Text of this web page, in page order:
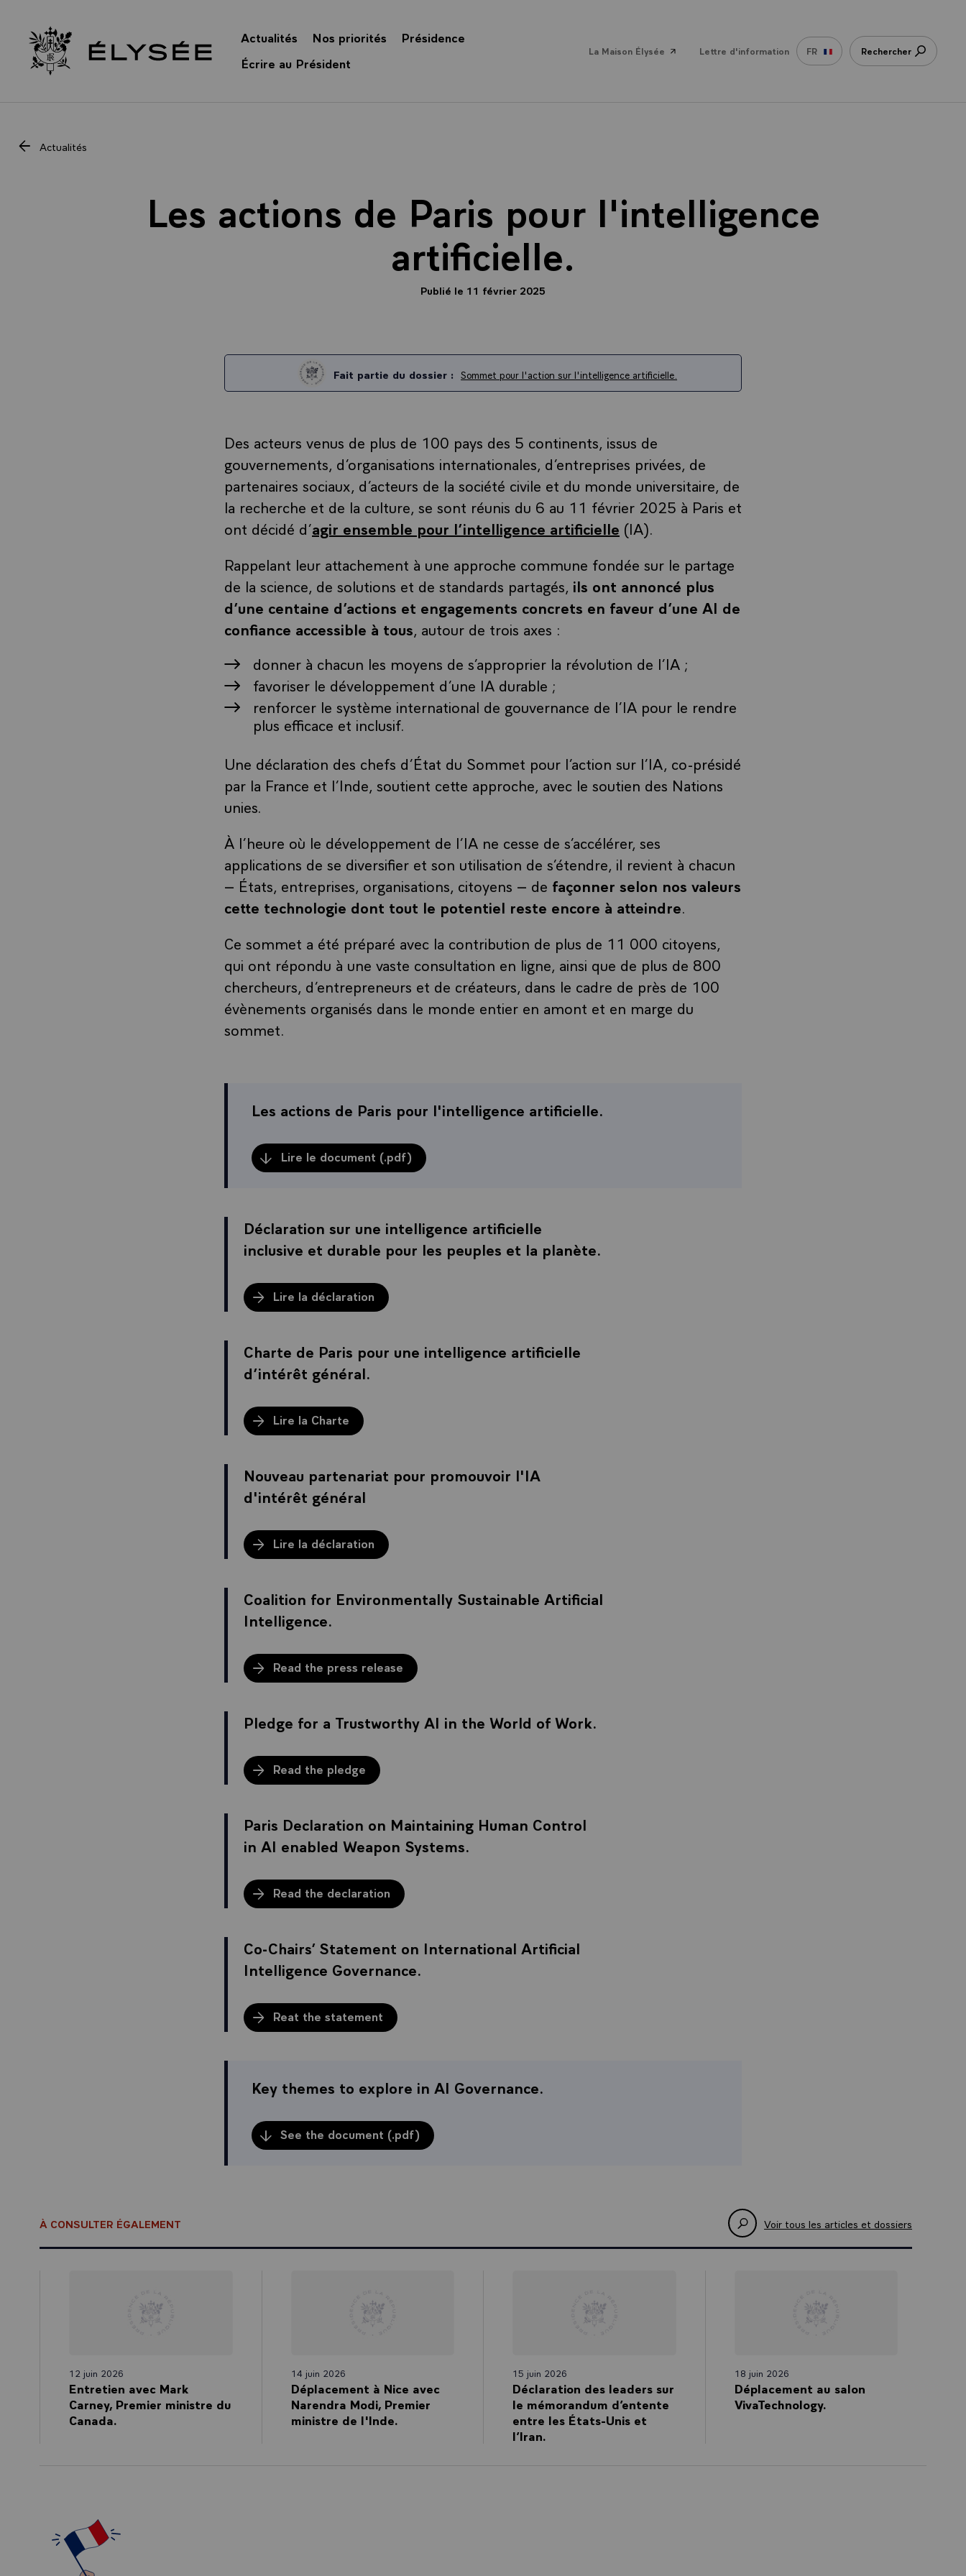
Retour à l’accueil Élysée
Actualités Nos priorités
Présidence
Écrire au Président
La Maison Élysée Lettre d'information FR Rechercher
Actualités
Les actions de Paris pour l'intelligence
artificielle.
Publié le 11 février 2025
Fait partie du dossier : Sommet pour l'action sur l'intelligence artificielle.
Des acteurs venus de plus de 100 pays des 5 continents, issus de
gouvernements, d’organisations internationales, d’entreprises privées, de
partenaires sociaux, d’acteurs de la société civile et du monde universitaire, de
la recherche et de la culture, se sont réunis du 6 au 11 février 2025 à Paris et
ont décidé d’agir ensemble pour l’intelligence artificielle (IA).
Rappelant leur attachement à une approche commune fondée sur le partage
de la science, de solutions et de standards partagés, ils ont annoncé plus
d’une centaine d’actions et engagements concrets en faveur d’une AI de
confiance accessible à tous, autour de trois axes :
donner à chacun les moyens de s’approprier la révolution de l’IA ;
favoriser le développement d’une IA durable ;
renforcer le système international de gouvernance de l’IA pour le rendre
plus efficace et inclusif.
Une déclaration des chefs d’État du Sommet pour l’action sur l’IA, co-présidé
par la France et l’Inde, soutient cette approche, avec le soutien des Nations
unies.
À l’heure où le développement de l’IA ne cesse de s’accélérer, ses
applications de se diversifier et son utilisation de s’étendre, il revient à chacun
– États, entreprises, organisations, citoyens – de façonner selon nos valeurs
cette technologie dont tout le potentiel reste encore à atteindre.
Ce sommet a été préparé avec la contribution de plus de 11 000 citoyens,
qui ont répondu à une vaste consultation en ligne, ainsi que de plus de 800
chercheurs, d’entrepreneurs et de créateurs, dans le cadre de près de 100
évènements organisés dans le monde entier en amont et en marge du
sommet.
Les actions de Paris pour l'intelligence artificielle.
Lire le document (.pdf)
Déclaration sur une intelligence artificielle
inclusive et durable pour les peuples et la planète.
Lire la déclaration
Charte de Paris pour une intelligence artificielle
d’intérêt général.
Lire la Charte
Nouveau partenariat pour promouvoir l'IA
d'intérêt général
Lire la déclaration
Coalition for Environmentally Sustainable Artificial
Intelligence.
Read the press release
Pledge for a Trustworthy AI in the World of Work.
Read the pledge
Paris Declaration on Maintaining Human Control
in AI enabled Weapon Systems.
Read the declaration
Co-Chairs’ Statement on International Artificial
Intelligence Governance.
Reat the statement
Key themes to explore in AI Governance.
See the document (.pdf)
À CONSULTER ÉGALEMENT Voir tous les articles et dossiers
12 juin 2026
Entretien avec Mark
Carney, Premier ministre du
Canada.
14 juin 2026
Déplacement à Nice avec
Narendra Modi, Premier
ministre de l'Inde.
15 juin 2026
Déclaration des leaders sur
le mémorandum d’entente
entre les États-Unis et
l’Iran.
18 juin 2026
Déplacement au salon
VivaTechnology.